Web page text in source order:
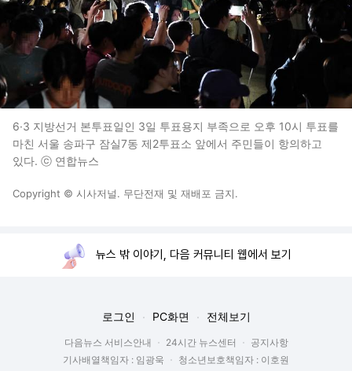
6·3 지방선거 본투표일인 3일 투표용지 부족으로 오후 10시 투표를
마친 서울 송파구 잠실7동 제2투표소 앞에서 주민들이 항의하고
있다. ⓒ 연합뉴스
Copyright © 시사저널. 무단전재 및 재배포 금지.
뉴스 밖 이야기, 다음 커뮤니티 웹에서 보기
로그인 PC화면 전체보기
다음뉴스 서비스안내 24시간 뉴스센터
공지사항
기사배열책임자 : 임광욱
청소년보호책임자 : 이호원